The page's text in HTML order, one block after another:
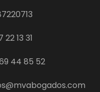
22 13 31
44 85 52